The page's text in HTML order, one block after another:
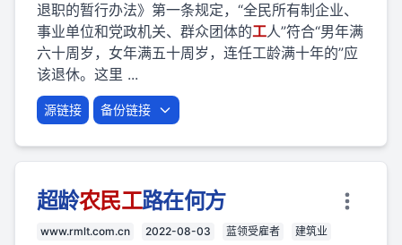
退职的暂行办法》第一条规定，“全民所有制企业、
事业单位和党政机关、群众团体的工人”符合“男年满
六十周岁，女年满五十周岁，连任工龄满十年的”应
该退休。这里 ...
源链接 备份链接
超龄农民工路在何方
www.rmlt.com.cn 2022-08-03 蓝领受雇者 建筑业